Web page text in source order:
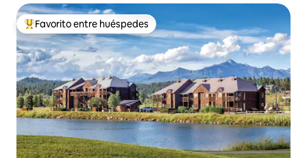
De los mejores en Favorito entre huéspedes
Favorito entre huéspedes